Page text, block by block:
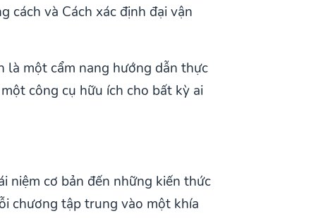
cách và Cách xác định đại vận
là một cẩm nang hướng dẫn thực
công cụ hữu ích cho bất kỳ ai
niệm cơ bản đến những kiến thức
chương tập trung vào một khía